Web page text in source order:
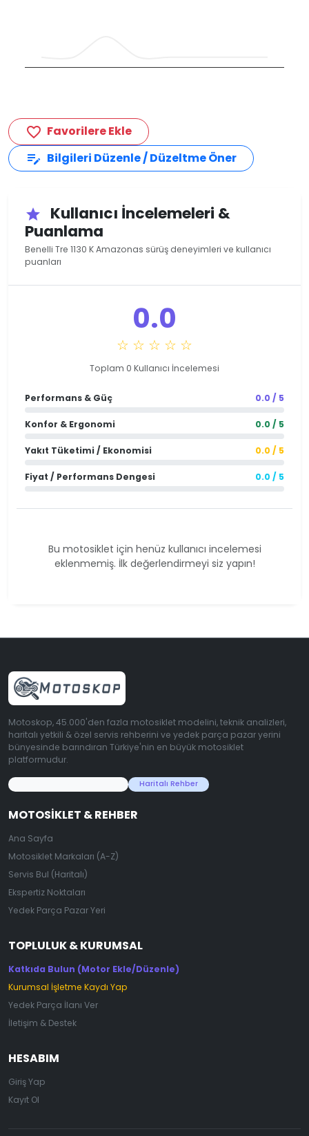
favorite_border Favorilere Ekle
edit_note Bilgileri Düzenle / Düzeltme Öner
star
Kullanıcı İncelemeleri &
Puanlama
Benelli Tre 1130 K Amazonas sürüş deneyimleri ve kullanıcı
puanları
0.0
☆ ☆ ☆ ☆ ☆
Toplam 0 Kullanıcı İncelemesi
Performans & Güç 0.0 / 5
Konfor & Ergonomi 0.0 / 5
Yakıt Tüketimi / Ekonomisi 0.0 / 5
Fiyat / Performans Dengesi 0.0 / 5
Bu motosiklet için henüz kullanıcı incelemesi
eklenmemiş. İlk değerlendirmeyi siz yapın!
Motoskop, 45.000'den fazla motosiklet modelini, teknik analizleri,
haritalı yetkili & özel servis rehberini ve yedek parça pazar yerini
bünyesinde barındıran Türkiye'nin en büyük motosiklet
platformudur.
Haritalı Rehber
MOTOSIKLET & REHBER
Ana Sayfa
Motosiklet Markaları (A-Z)
Servis Bul (Haritalı)
Ekspertiz Noktaları
Yedek Parça Pazar Yeri
TOPLULUK & KURUMSAL
Katkıda Bulun (Motor Ekle/Düzenle)
Kurumsal İşletme Kaydı Yap
Yedek Parça İlanı Ver
İletişim & Destek
HESABIM
Giriş Yap
Kayıt Ol